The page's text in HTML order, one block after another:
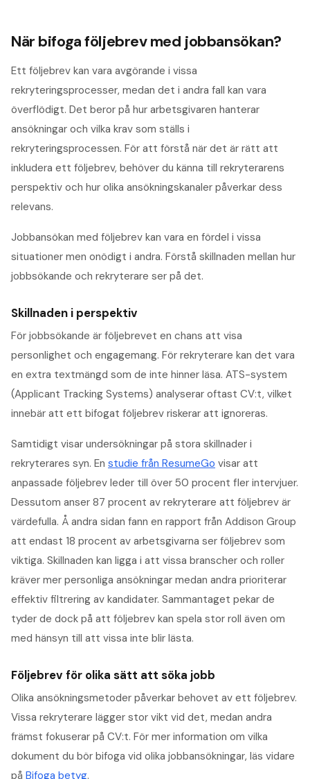
När bifoga följebrev med jobbansökan?
Ett följebrev kan vara avgörande i vissa
rekryteringsprocesser, medan det i andra fall kan vara
överflödigt. Det beror på hur arbetsgivaren hanterar
ansökningar och vilka krav som ställs i
rekryteringsprocessen. För att förstå när det är rätt att
inkludera ett följebrev, behöver du känna till rekryterarens
perspektiv och hur olika ansökningskanaler påverkar dess
relevans.
Jobbansökan med följebrev kan vara en fördel i vissa
situationer men onödigt i andra. Förstå skillnaden mellan hur
jobbsökande och rekryterare ser på det.
Skillnaden i perspektiv
För jobbsökande är följebrevet en chans att visa
personlighet och engagemang. För rekryterare kan det vara
en extra textmängd som de inte hinner läsa. ATS-system
(Applicant Tracking Systems) analyserar oftast CV:t, vilket
innebär att ett bifogat följebrev riskerar att ignoreras.
Samtidigt visar undersökningar på stora skillnader i
rekryterares syn. En studie från ResumeGo visar att
anpassade följebrev leder till över 50 procent fler intervjuer.
Dessutom anser 87 procent av rekryterare att följebrev är
värdefulla. Å andra sidan fann en rapport från Addison Group
att endast 18 procent av arbetsgivarna ser följebrev som
viktiga. Skillnaden kan ligga i att vissa branscher och roller
kräver mer personliga ansökningar medan andra prioriterar
effektiv filtrering av kandidater. Sammantaget pekar de
tyder de dock på att följebrev kan spela stor roll även om
med hänsyn till att vissa inte blir lästa.
Följebrev för olika sätt att söka jobb
Olika ansökningsmetoder påverkar behovet av ett följebrev.
Vissa rekryterare lägger stor vikt vid det, medan andra
främst fokuserar på CV:t. För mer information om vilka
dokument du bör bifoga vid olika jobbansökningar, läs vidare
på Bifoga betyg.